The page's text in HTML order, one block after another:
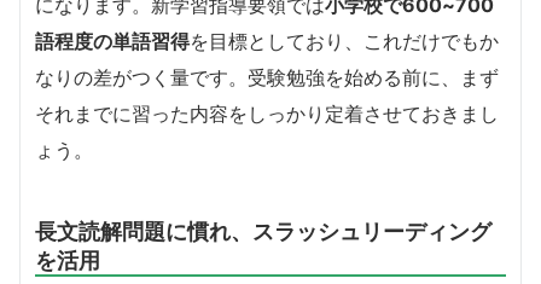
語程度の単語習得を目標としており、これだけでもか
なりの差がつく量です。受験勉強を始める前に、まず
それまでに習った内容をしっかり定着させておきまし
ょう。
長文読解問題に慣れ、スラッシュリーディング
を活用